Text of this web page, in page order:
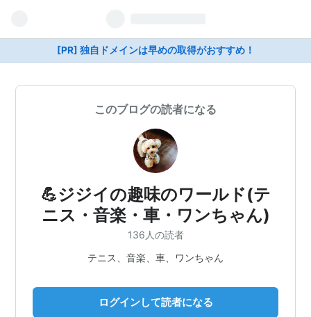
[PR] 独自ドメインは早めの取得がおすすめ！
このブログの読者になる
💪ジジイの趣味のワールド(テ
ニス・音楽・車・ワンちゃん)
136人の読者
テニス、音楽、車、ワンちゃん
ログインして読者になる